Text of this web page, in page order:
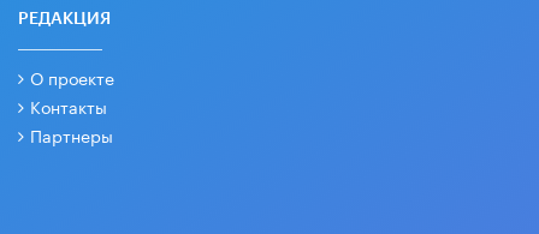
РЕДАКЦИЯ
О проекте
Контакты
Партнеры